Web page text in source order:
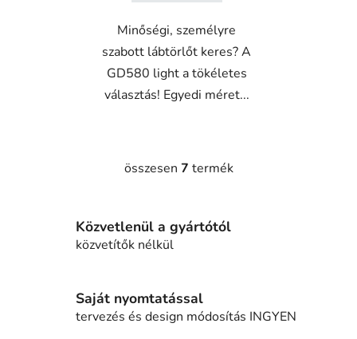
Minőségi, személyre
szabott lábtörlőt keres? A
GD580 light a tökéletes
választás! Egyedi méret...
L
t
á
n
összesen 7 termék
Közvetlenül a gyártótól
közvetítők nélkül
Saját nyomtatással
tervezés és design módosítás INGYEN